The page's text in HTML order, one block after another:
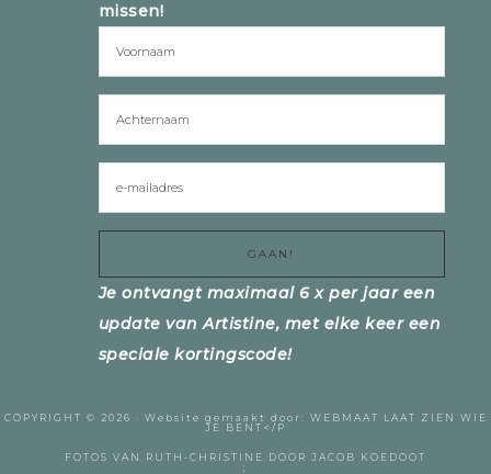
missen!
Je ontvangt maximaal 6 x per jaar een
update van Artistine, met elke keer een
speciale kortingscode!
COPYRIGHT © 2026 · Website gemaakt door: WEBMAAT
LAAT ZIEN WIE
JE BENT</P
FOTOS VAN RUTH-CHRISTINE DOOR JACOB KOEDOOT
;